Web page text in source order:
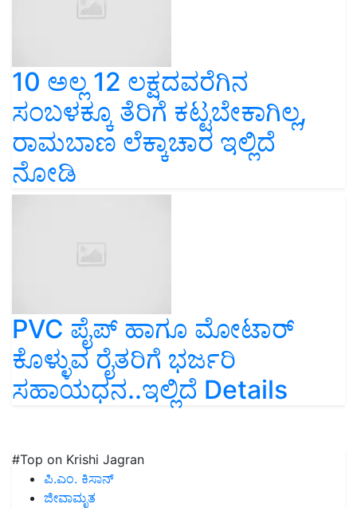
10 ಅಲ್ಲ 12 ಲಕ್ಷದವರೆಗಿನ
ಸಂಬಳಕ್ಕೂ ತೆರಿಗೆ ಕಟ್ಟಬೇಕಾಗಿಲ್ಲ,
ರಾಮಬಾಣ ಲೆಕ್ಕಾಚಾರ ಇಲ್ಲಿದೆ
ನೋಡಿ
PVC ಪೈಪ್‌ ಹಾಗೂ ಮೋಟಾರ್‌
ಕೊಳ್ಳುವ ರೈತರಿಗೆ ಭರ್ಜರಿ
ಸಹಾಯಧನ..ಇಲ್ಲಿದೆ Details
ಪಿ.ಎಂ. ಕಿಸಾನ್
ಜೀವಾಮೃತ
ಕಿಸಾನ್ ಕ್ರೇಡಿಟ್ ಕಾರ್ಡ್